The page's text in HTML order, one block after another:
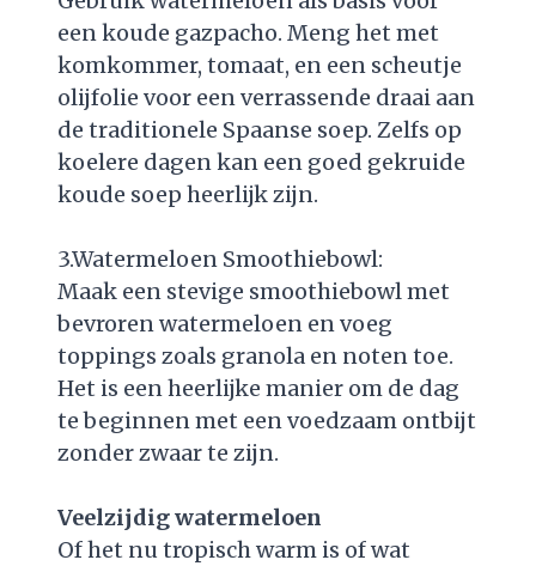
een koude gazpacho. Meng het met
komkommer, tomaat, en een scheutje
olijfolie voor een verrassende draai aan
de traditionele Spaanse soep. Zelfs op
koelere dagen kan een goed gekruide
koude soep heerlijk zijn.
3.Watermeloen Smoothiebowl:
Maak een stevige smoothiebowl met
bevroren watermeloen en voeg
toppings zoals granola en noten toe.
Het is een heerlijke manier om de dag
te beginnen met een voedzaam ontbijt
zonder zwaar te zijn.
Veelzijdig watermeloen
Of het nu tropisch warm is of wat